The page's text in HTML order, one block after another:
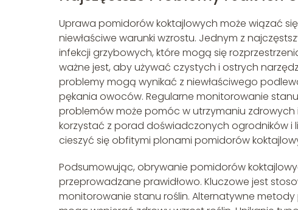
Uprawa pomidorów koktajlowych może wiązać
niewłaściwe warunki wzrostu. Jednym z
infekcji grzybowych, które mogą się
ważne jest, aby używać czystych i ostrych
problemy mogą wynikać z niewłaściwego
pękania owoców. Regularne monitorowanie
problemów może pomóc w utrzymaniu zdrowych
korzystać z porad doświadczonych ogrodników
cieszyć się obfitymi plonami pomidorów
Podsumowując, obrywanie pomidorów
przeprowadzane prawidłowo. Kluczowe jest
monitorowanie stanu roślin. Alternatywne